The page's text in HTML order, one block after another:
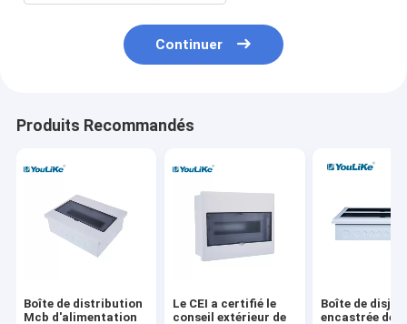
Continuer
Produits Recommandés
Boîte de distribution
Mcb d'alimentation
Le CEI a certifié le
conseil extérieur de
Boîte de
encastrée de